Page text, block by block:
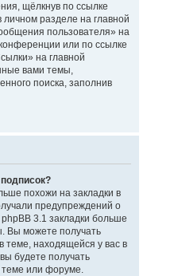
щёлкнув по ссылке
разделе на главной
пользователя» на
или по ссылке
на главной
вами темы,
поиска, заполнив
похожи на закладки в
предупреждений о
3.1 закладки больше
Вы можете получать
теме, находящейся у вас в
будете получать
теме или форуме.